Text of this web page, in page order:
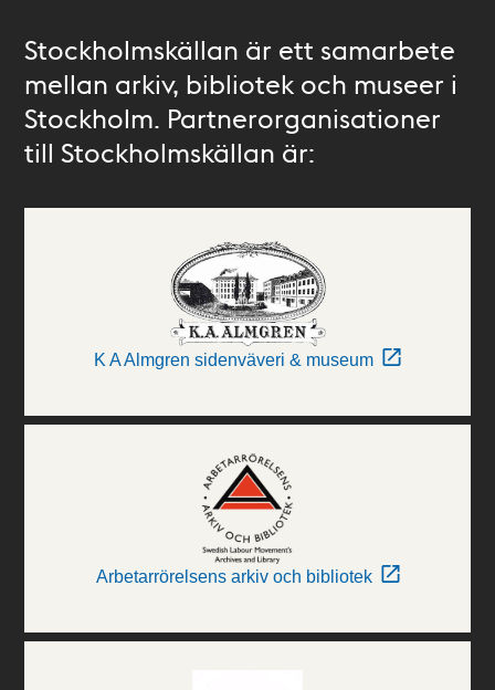
Stockholmskällan är ett samarbete
mellan arkiv, bibliotek och museer i
Stockholm. Partnerorganisationer
till Stockholmskällan är:
K A Almgren sidenväveri & museum
Arbetarrörelsens arkiv och bibliotek